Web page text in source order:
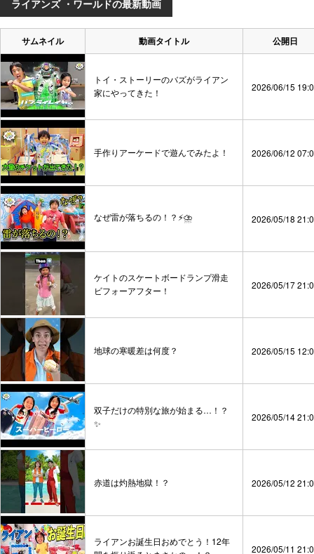
ライアンズ ・ワールドの最新動画
サムネイル 動画タイトル 公開日
トイ・ストーリーのバズがライアン
家にやってきた！
2026/06/15
手作りアーケードで遊んでみたよ！ 2026/06/12
なぜ雷が落ちるの！？⚡️⛈️ 2026/05/18
ケイトのスケートボードランプ滑走
ビフォーアフター！
2026/05/17
地球の寒暖差は何度？ 2026/05/15
双子だけの特別な旅が始まる…！？
✨
2026/05/14
赤道は灼熱地獄！？ 2026/05/12
ライアンお誕生日おめでとう！12年
2026/05/11